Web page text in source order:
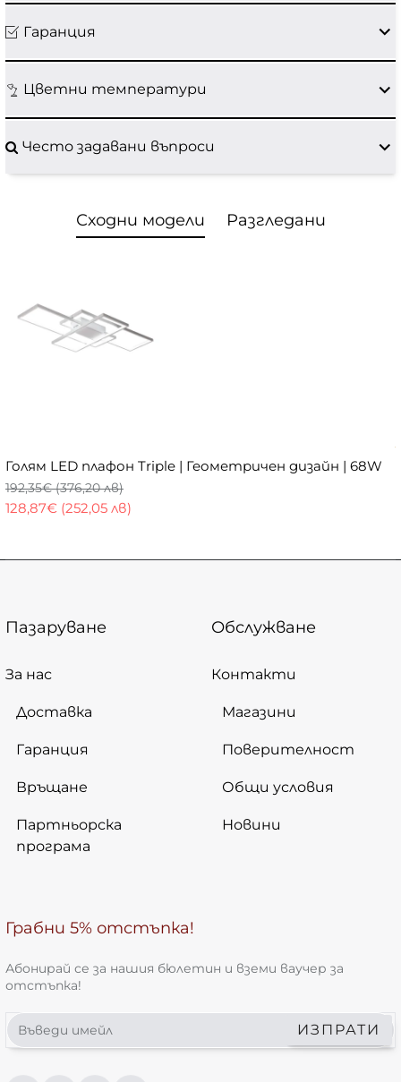
Гаранция
Цветни температури
Често задавани въпроси
Сходни модели Разгледани
Голям LED плафон Triple | Геометричен дизайн | 68W
128,87€ (252,05 лв)
192,35€ (376,20 лв)
Пазаруване
За нас
Доставка
Гаранция
Връщане
Партньорска
програма
Обслужване
Контакти
Магазини
Поверителност
Общи условия
Новини
Грабни 5% отстъпка!
Абонирай се за нашия бюлетин и вземи ваучер за
отстъпка!
Въведи
имейл
ИЗПРАТИ